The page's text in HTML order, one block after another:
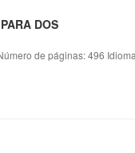
DOS
de páginas: 496